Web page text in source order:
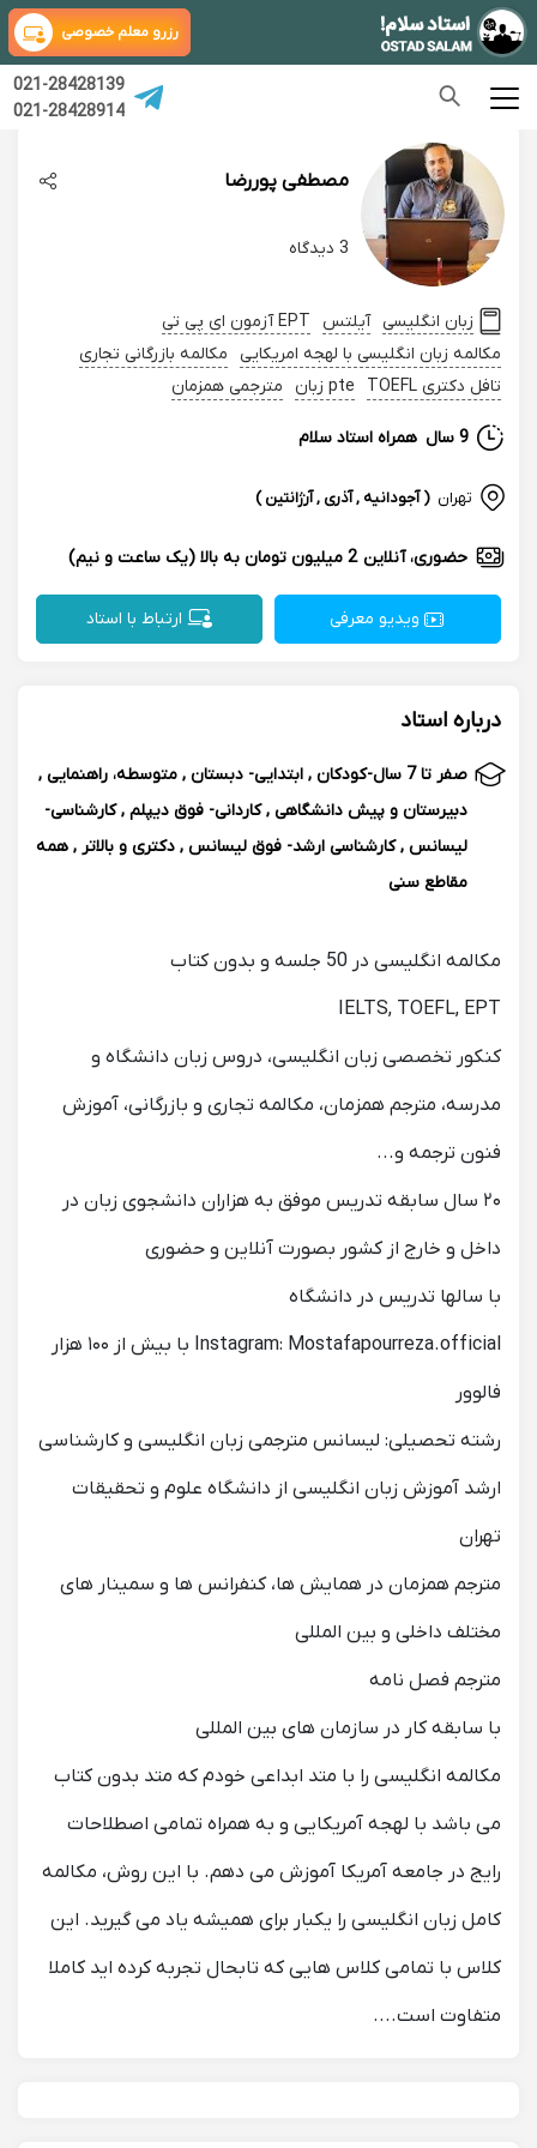
رزرو معلم خصوصی
021-28428139
021-28428914
مصطفی پوررضا
3 دیدگاه
زبان انگلیسی آیلتس
EPT آزمون ای پی تی
مکالمه زبان انگلیسی با لهجه امریکایی مکالمه بازرگانی تجاری
تافل دکتری TOEFL
pte زبان مترجمی همزمان
9 سال همراه استاد سلام
تهران ( آجودانیه , آذری , آرژانتین )
حضوری، آنلاین 2 میلیون تومان به بالا (یک ساعت و نیم)
ویدیو معرفی ارتباط با استاد
درباره استاد
صفر تا 7 سال-کودکان , ابتدایی- دبستان , متوسطه، راهنمایی ,
دبیرستان و پیش دانشگاهی , کاردانی- فوق دیپلم , کارشناسی-
لیسانس , کارشناسی ارشد- فوق لیسانس , دکتری و بالاتر , همه
مقاطع سنی
مکالمه انگلیسی در 50 جلسه و بدون کتاب
IELTS, TOEFL, EPT
کنکور تخصصی زبان انگلیسی، دروس زبان دانشگاه و
مدرسه، مترجم همزمان، مکالمه تجاری و بازرگانی، آموزش
فنون ترجمه و...
۲۰ سال سابقه تدریس موفق به هزاران دانشجوی زبان در
داخل و خارج از کشور بصورت آنلاین و حضوری
با سالها تدریس در دانشگاه
Instagram: Mostafapourreza.official با بیش از ۱۰۰ هزار
فالوور
رشته تحصیلی: لیسانس مترجمی زبان انگلیسی و کارشناسی
ارشد آموزش زبان انگلیسی از دانشگاه علوم و تحقیقات
تهران
مترجم همزمان در همایش ها، کنفرانس ها و سمینار های
مختلف داخلی و بین المللی
مترجم فصل نامه
با سابقه کار در سازمان های بین المللی
مکالمه انگلیسی را با متد ابداعی خودم که متد بدون کتاب
می باشد با لهجه آمریکایی و به همراه تمامی اصطلاحات
رایج در جامعه آمریکا آموزش می دهم. با این روش، مکالمه
کامل زبان انگلیسی را یکبار برای همیشه یاد می گیرید. این
کلاس با تمامی کلاس هایی که تابحال تجربه کرده اید کاملا
متفاوت است....